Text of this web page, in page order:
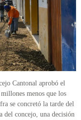
Cantonal aprobó el
menos que los
se concretó la tarde del
del concejo, una decisión